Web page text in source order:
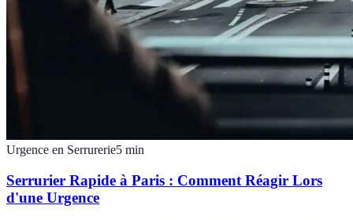
Urgence en Serrurerie5 min
Serrurier Rapide à Paris : Comment Réagir Lors
d'une Urgence